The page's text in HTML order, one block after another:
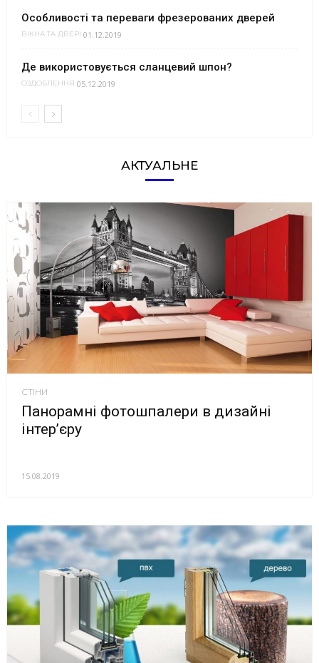
Особливості та переваги фрезерованих дверей
ВІКНА ТА ДВЕРІ 01.12.2019
Де використовується сланцевий шпон?
ОЗДОБЛЕННЯ 05.12.2019
АКТУАЛЬНЕ
СТІНИ
Панорамні фотошпалери в дизайні
інтер’єру
15.08.2019